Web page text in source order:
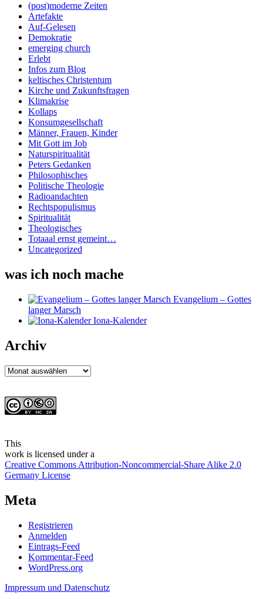
(post)moderne Zeiten
Artefakte
Auf-Gelesen
Demokratie
emerging church
Erlebt
Infos zum Blog
keltisches Christentum
Kirche und Zukunftsfragen
Klimakrise
Kollaps
Konsumgesellschaft
Männer, Frauen, Kinder
Mit Gott im Job
Naturspiritualität
Peters Gedanken
Philosophisches
Politische Theologie
Radioandachten
Rechtspopulismus
Spiritualität
Theologisches
Totaaal ernst gemeint…
Uncategorized
was ich noch mache
Evangelium – Gottes
langer Marsch
Iona-Kalender
Archiv
Archiv
This
work is licensed under a
Creative Commons Attribution-Noncommercial-Share Alike 2.0
Germany License
Meta
Registrieren
Anmelden
Eintrags-Feed
Kommentar-Feed
WordPress.org
Impressum und Datenschutz